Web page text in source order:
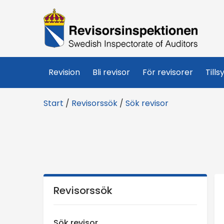
R
e
v
i
r
Revision Bli revisor För revisorer
Start / Revisorssök / Sök revisor
Revisorssök